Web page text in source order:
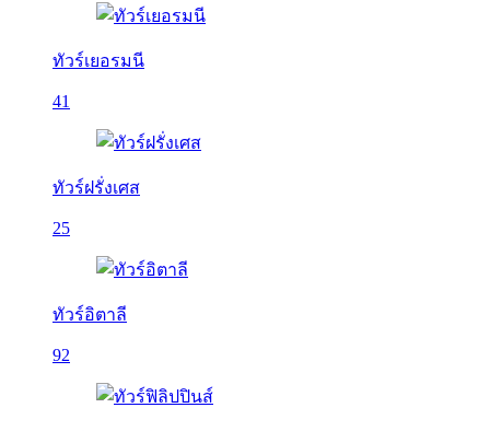
ทัวร์เยอรมนี
41
ทัวร์ฝรั่งเศส
25
ทัวร์อิตาลี
92